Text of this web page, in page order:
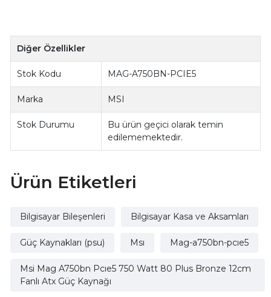
Diğer Özellikler
Stok Kodu MAG-A750BN-PCIE5
Marka MSI
Stok Durumu
Bu ürün geçici olarak temin
edilememektedir.
Ürün Etiketleri
Bilgisayar Bileşenleri Bilgisayar Kasa ve Aksamları
Güç Kaynakları (psu) Msı Mag-a750bn-pcıe5
Msi Mag A750bn Pcıe5 750 Watt 80 Plus Bronze 12cm
Fanlı Atx Güç Kaynağı